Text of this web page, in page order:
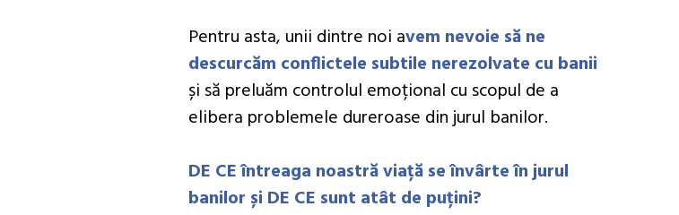
Pentru asta, unii dintre noi avem nevoie să ne
descurcăm conflictele subtile nerezolvate cu banii
și să preluăm controlul emoțional cu scopul de a
elibera problemele dureroase din jurul banilor.
DE CE întreaga noastră viață se învârte în jurul
banilor și DE CE sunt atât de puțini?